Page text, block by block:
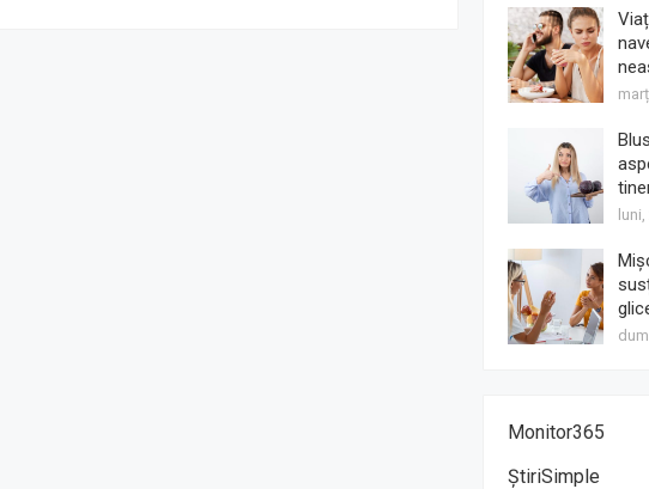
Monitor365
ȘtiriSimple